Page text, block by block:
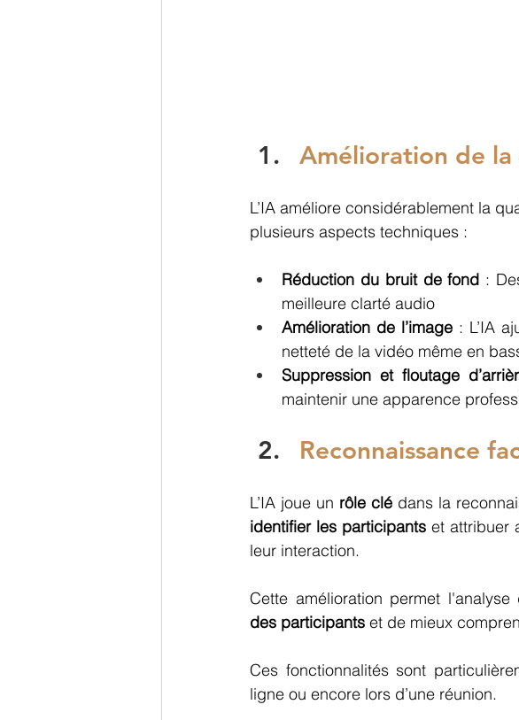
Amélioration de
L’IA améliore considérablement la
plusieurs aspects techniques :
Réduction du bruit de fond :
meilleure clarté audio
Amélioration de l’image : L’IA
netteté de la vidéo même en
Suppression et floutage
maintenir une apparence
Reconnaissance
L’IA joue un rôle clé
identifier les participants et attribuer
leur interaction.
Cette amélioration permet
des participants et de mieux
Ces fonctionnalités sont
ligne ou encore lors d’une réunion.